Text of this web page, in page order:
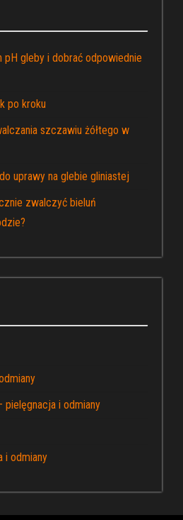
gleby i dobrać odpowiednie
po kroku
szczawiu żółtego w
uprawy na glebie gliniastej
zwalczyć bieluń
pielęgnacja i odmiany
i odmiany